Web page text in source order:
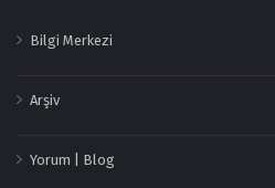
Bilgi Merkezi
Arşiv
Yorum | Blog